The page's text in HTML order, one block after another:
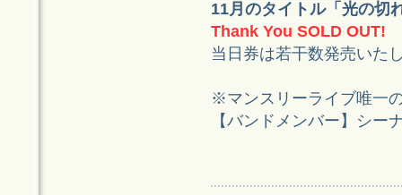
11月のタイトル「光の切
Thank You SOLD OUT!
当日券は若干数発売いた
※マンスリーライブ唯一
【バンドメンバー】シー